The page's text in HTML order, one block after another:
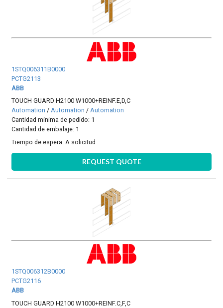
1STQ006311B0000
PCTG2113
ABB
TOUCH GUARD H2100 W1000+REINF.E,D,C
Automation /Automation /Automation
Cantidad mínima de pedido: 1
Cantidad de embalaje: 1
Tiempo de espera: A solicitud
REQUEST QUOTE
1STQ006312B0000
PCTG2116
ABB
TOUCH GUARD H2100 W1000+REINF.C,F,C